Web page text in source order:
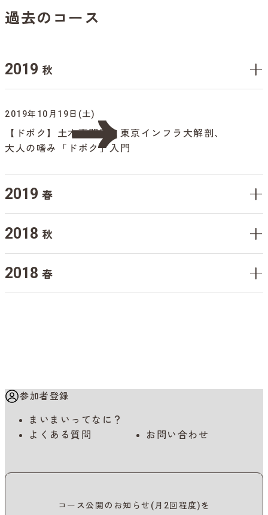
過去のコース
2019 秋
2019年10月19日(土)
【ドボク】土木専門家と東京インフラ大解剖、
大人の嗜み「ドボク」入門
2019 春
2018 秋
2018 春
参加者登録
まいまいってなに？
よくある質問
お問い合わせ
コース公開のお知らせ(月2回程度)を